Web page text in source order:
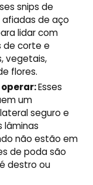
snips de
de aço
lidar com
de corte e
vegetais,
flores.
Esses
um
seguro e
lâminas
não estão em
de poda são
destro ou